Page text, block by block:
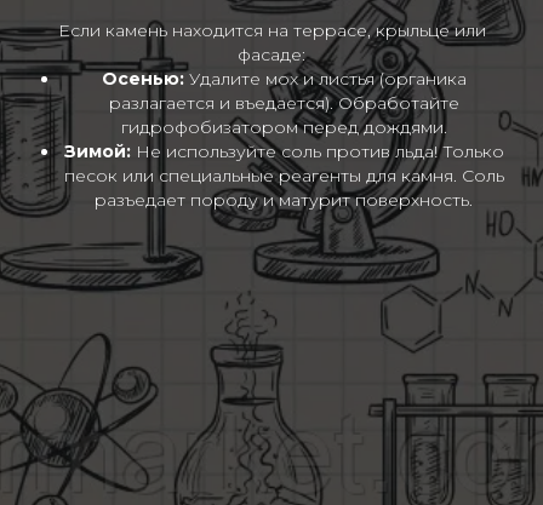
Если камень находится на террасе, крыльце или
фасаде:
Осенью:Удалите мох и листья (органика
разлагается и въедается). Обработайте
гидрофобизатором перед дождями.
Зимой:Не используйте соль против льда! Только
песок или специальные реагенты для камня. Соль
разъедает породу и матурит поверхность.